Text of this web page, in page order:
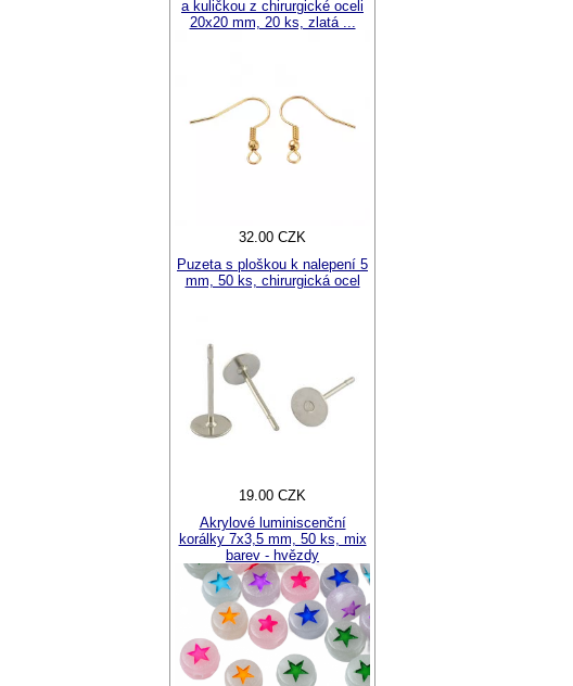
a kuličkou z chirurgické oceli
20x20 mm, 20 ks, zlatá ...
32.00 CZK
Puzeta s ploškou k nalepení 5
mm, 50 ks, chirurgická ocel
19.00 CZK
Akrylové luminiscenční
korálky 7x3,5 mm, 50 ks, mix
barev - hvězdy